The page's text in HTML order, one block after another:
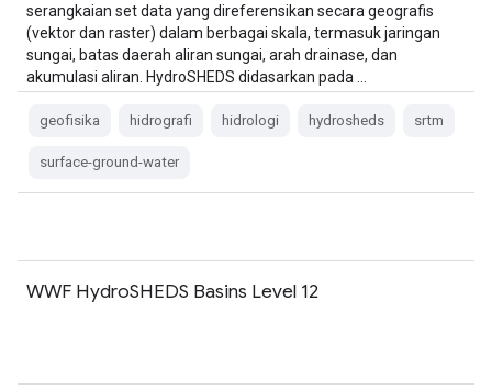
serangkaian set data yang direferensikan secara geografis
(vektor dan raster) dalam berbagai skala, termasuk jaringan
sungai, batas daerah aliran sungai, arah drainase, dan
akumulasi aliran. HydroSHEDS didasarkan pada …
geofisika hidrografi hidrologi hydrosheds srtm
surface-ground-water
WWF HydroSHEDS Basins Level 12